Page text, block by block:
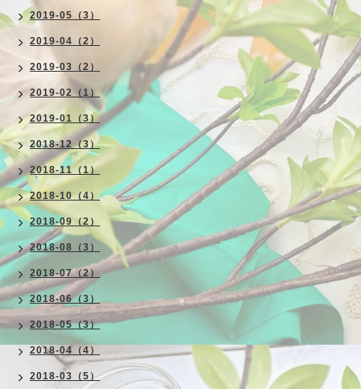
2019-05（3）
2019-04（2）
2019-03（2）
2019-02（1）
2019-01（3）
2018-12（3）
2018-11（1）
2018-10（4）
2018-09（2）
2018-08（3）
2018-07（2）
2018-06（3）
2018-05（3）
2018-04（4）
2018-03（5）